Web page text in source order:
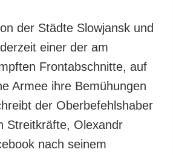
der Städte Slowjansk und
einer der am
Frontabschnitte, auf
Armee ihre Bemühungen
der Oberbefehlshaber
Streitkräfte, Olexandr
nach seinem